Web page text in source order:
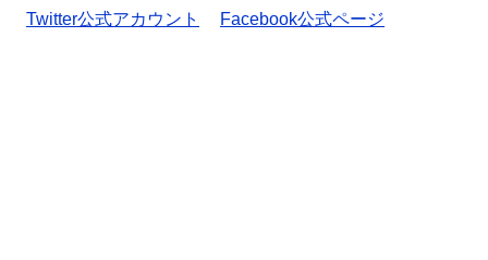
Twitter公式アカウント
Facebook公式ページ